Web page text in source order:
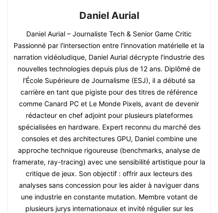
Daniel Aurial
Daniel Aurial – Journaliste Tech & Senior Game Critic
Passionné par l'intersection entre l'innovation matérielle et la
narration vidéoludique, Daniel Aurial décrypte l'industrie des
nouvelles technologies depuis plus de 12 ans. Diplômé de
l'École Supérieure de Journalisme (ESJ), il a débuté sa
carrière en tant que pigiste pour des titres de référence
comme Canard PC et Le Monde Pixels, avant de devenir
rédacteur en chef adjoint pour plusieurs plateformes
spécialisées en hardware. Expert reconnu du marché des
consoles et des architectures GPU, Daniel combine une
approche technique rigoureuse (benchmarks, analyse de
framerate, ray-tracing) avec une sensibilité artistique pour la
critique de jeux. Son objectif : offrir aux lecteurs des
analyses sans concession pour les aider à naviguer dans
une industrie en constante mutation. Membre votant de
plusieurs jurys internationaux et invité régulier sur les